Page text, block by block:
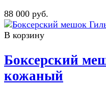
88 000 руб.
В корзину
Боксерский
кожаный